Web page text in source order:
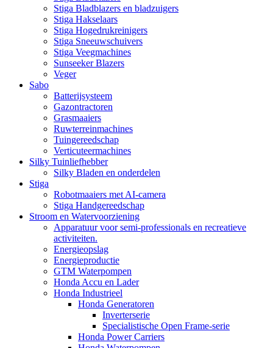
Stiga Bladblazers en bladzuigers
Stiga Hakselaars
Stiga Hogedrukreinigers
Stiga Sneeuwschuivers
Stiga Veegmachines
Sunseeker Blazers
Veger
Sabo
Batterijsysteem
Gazontractoren
Grasmaaiers
Ruwterreinmachines
Tuingereedschap
Verticuteermachines
Silky Tuinliefhebber
Silky Bladen en onderdelen
Stiga
Robotmaaiers met AI-camera
Stiga Handgereedschap
Stroom en Watervoorziening
Apparatuur voor semi-professionals en recreatieve
activiteiten.
Energieopslag
Energieproductie
GTM Waterpompen
Honda Accu en Lader
Honda Industrieel
Honda Generatoren
Inverterserie
Specialistische Open Frame-serie
Honda Power Carriers